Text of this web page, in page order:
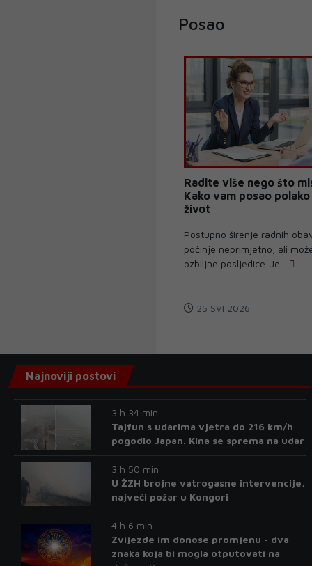
Posao
Radite više nego što
Kako vam posao
život
Postupno širenje radnih
počinje neprimjetno, ali
ozbiljne posljedice. Je...
25 SVI 2026
Najnoviji postovi
3 h 34 min
Tajfun s udarima vjetra do 216 km/h
pogodio Japan. Kina se sprema na udar
3 h 50 min
U ŽZH brojne vatrogasne intervencije,
najveći požar u Kongori
4 h 6 min
Zvijezde im donose promjenu - dva
znaka koja bi mogla otputovati na